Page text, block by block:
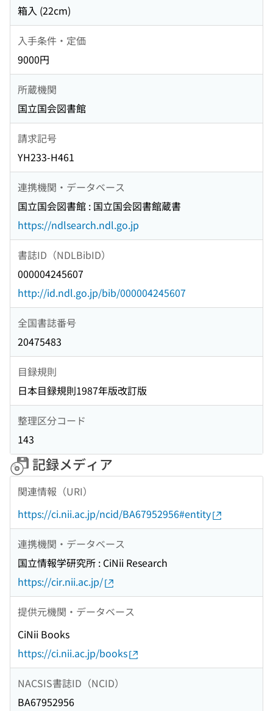
箱入 (22cm)
入手条件・定価
9000円
所蔵機関
国立国会図書館
請求記号
YH233-H461
連携機関・データベース
国立国会図書館 : 国立国会図書館蔵書
https://ndlsearch.ndl.go.jp
書誌ID（NDLBibID）
000004245607
http://id.ndl.go.jp/bib/000004245607
全国書誌番号
20475483
目録規則
日本目録規則1987年版改訂版
整理区分コード
143
記録メディア
関連情報（URI）
https://ci.nii.ac.jp/ncid/BA67952956#entity
連携機関・データベース
国立情報学研究所 : CiNii Research
https://cir.nii.ac.jp/
提供元機関・データベース
CiNii Books
https://ci.nii.ac.jp/books
NACSIS書誌ID（NCID）
BA67952956